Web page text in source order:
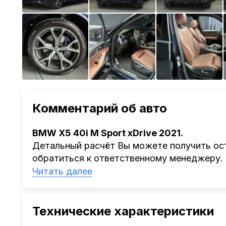
Комментарий об авто
BMW X5 40i M Sport xDrive 2021.
Детальный расчёт Вы можете получить
обратиться к ответственному менеджеру.
Наша компания
проверка автомобиля, полное
растаможке. Экономьте свое время и
Читать далее
Технические характеристики